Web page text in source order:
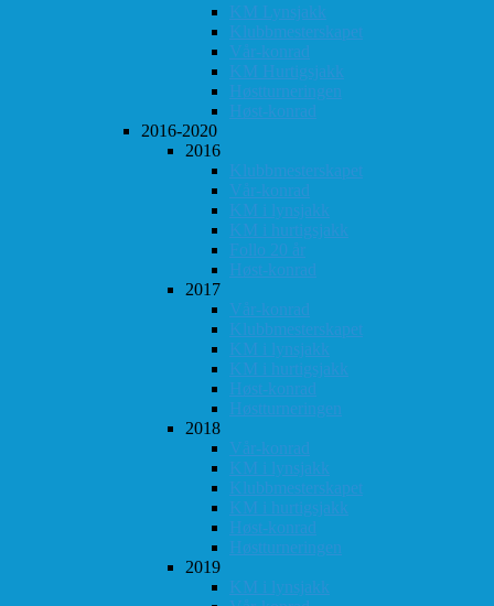
KM Lynsjakk
Klubbmesterskapet
Vår-konrad
KM Hurtigsjakk
Høstturneringen
Høst-konrad
2016-2020
2016
Klubbmesterskapet
Vår-konrad
KM i lynsjakk
KM i hurtigsjakk
Follo 20 år
Høst-konrad
2017
Vår-konrad
Klubbmesterskapet
KM i lynsjakk
KM i hurtigsjakk
Høst-konrad
Høstturneringen
2018
Vår-konrad
KM i lynsjakk
Klubbmesterskapet
KM i hurtigsjakk
Høst-konrad
Høstturneringen
2019
KM i lynsjakk